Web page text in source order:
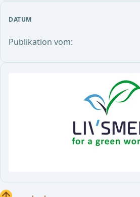
DATUM
Publikation vom: